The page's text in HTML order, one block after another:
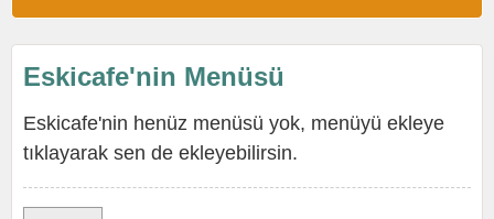
Eskicafe'nin Menüsü
Eskicafe'nin henüz menüsü yok, menüyü ekleye
tıklayarak sen de ekleyebilirsin.